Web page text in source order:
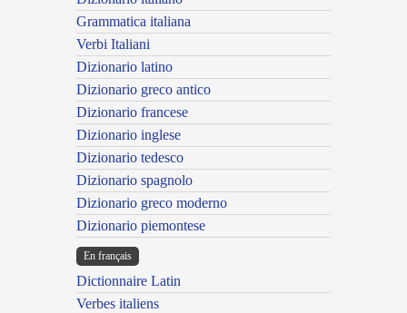
Grammatica italiana
Verbi Italiani
Dizionario latino
Dizionario greco antico
Dizionario francese
Dizionario inglese
Dizionario tedesco
Dizionario spagnolo
Dizionario greco moderno
Dizionario piemontese
En français
Dictionnaire Latin
Verbes italiens